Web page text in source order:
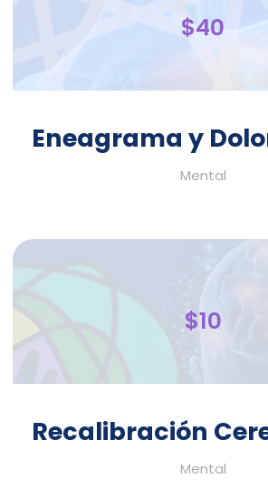
$40
Eneagrama y
Mental
$10
Recalibración
Mental